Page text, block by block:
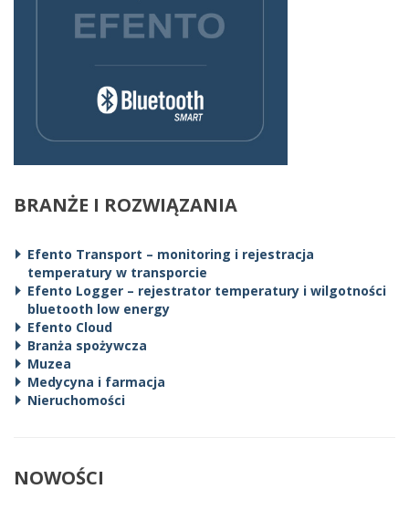
BRANŻE I ROZWIĄZANIA
Efento Transport – monitoring i rejestracja
temperatury w transporcie
Efento Logger – rejestrator temperatury i wilgotności
bluetooth low energy
Efento Cloud
Branża spożywcza
Muzea
Medycyna i farmacja
Nieruchomości
NOWOŚCI